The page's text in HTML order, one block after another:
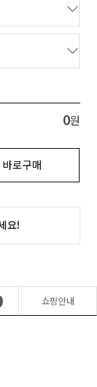
0원
바로구매
쇼핑안내